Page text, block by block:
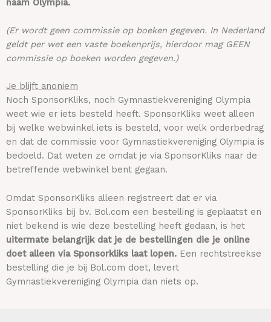
(Er wordt geen commissie op boeken gegeven. In Nederland
geldt per wet een vaste boekenprijs, hierdoor mag GEEN
commissie op boeken worden gegeven.)
Je blijft anoniem
Noch SponsorKliks, noch Gymnastiekvereniging Olympia
weet wie er iets besteld heeft. SponsorKliks weet alleen
bij welke webwinkel iets is besteld, voor welk orderbedrag
en dat de commissie voor Gymnastiekvereniging Olympia is
bedoeld. Dat weten ze omdat je via SponsorKliks naar de
betreffende webwinkel bent gegaan.
Omdat SponsorKliks alleen registreert dat er via
SponsorKliks bij bv. Bol.com een bestelling is geplaatst en
niet bekend is wie deze bestelling heeft gedaan, is het
uitermate belangrijk dat je de bestellingen die je online
doet alleen via Sponsorkliks laat lopen. Een rechtstreekse
bestelling die je bij Bol.com doet, levert
Gymnastiekvereniging Olympia dan niets op.